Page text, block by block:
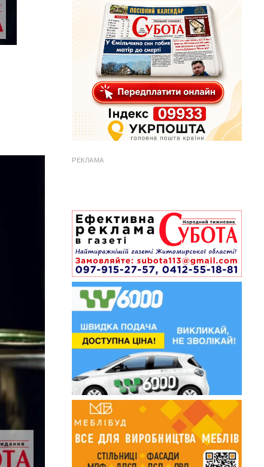
РЕКЛАМА